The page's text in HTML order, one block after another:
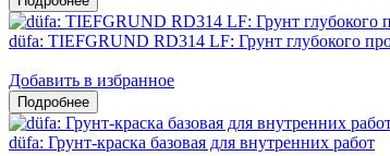
düfa: TIEFGRUND RD314 LF: Грунт глубокого
Добавить в избранное
düfa: Грунт-краска базовая для внутренних работ